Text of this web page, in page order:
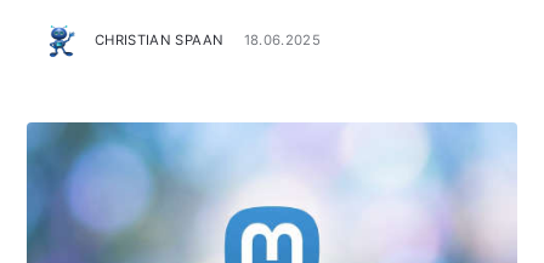
CHRISTIAN SPAAN 18.06.2025